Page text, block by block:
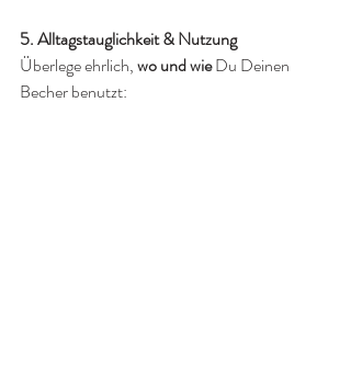
5. Alltagstauglichkeit & Nutzung
Überlege ehrlich, wo und wie Du Deinen
Becher benutzt: